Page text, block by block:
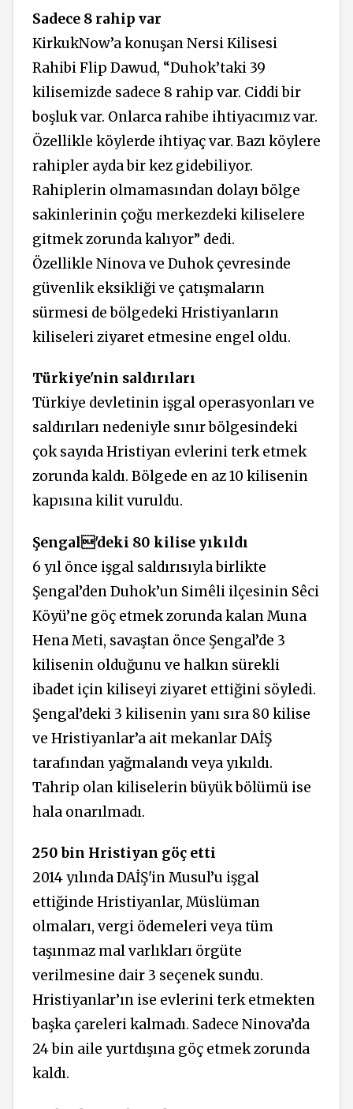
Sadece 8 rahip var
KirkukNow’a konuşan Nersi Kilisesi
Rahibi Flip Dawud, “Duhok’taki 39
kilisemizde sadece 8 rahip var. Ciddi bir
boşluk var. Onlarca rahibe ihtiyacımız var.
Özellikle köylerde ihtiyaç var. Bazı köylere
rahipler ayda bir kez gidebiliyor.
Rahiplerin olmamasından dolayı bölge
sakinlerinin çoğu merkezdeki kiliselere
gitmek zorunda kalıyor” dedi.
Özellikle Ninova ve Duhok çevresinde
güvenlik eksikliği ve çatışmaların
sürmesi de bölgedeki Hristiyanların
kiliseleri ziyaret etmesine engel oldu.
Türkiye'nin saldırıları
Türkiye devletinin işgal operasyonları ve
saldırıları nedeniyle sınır bölgesindeki
çok sayıda Hristiyan evlerini terk etmek
zorunda kaldı. Bölgede en az 10 kilisenin
kapısına kilit vuruldu.
Şengal'deki 80 kilise yıkıldı
6 yıl önce işgal saldırısıyla birlikte
Şengal’den Duhok’un Simêli ilçesinin Sêci
Köyü’ne göç etmek zorunda kalan Muna
Hena Meti, savaştan önce Şengal’de 3
kilisenin olduğunu ve halkın sürekli
ibadet için kiliseyi ziyaret ettiğini söyledi.
Şengal’deki 3 kilisenin yanı sıra 80 kilise
ve Hristiyanlar’a ait mekanlar DAİŞ
tarafından yağmalandı veya yıkıldı.
Tahrip olan kiliselerin büyük bölümü ise
hala onarılmadı.
250 bin Hristiyan göç etti
2014 yılında DAİŞ'in Musul’u işgal
ettiğinde Hristiyanlar, Müslüman
olmaları, vergi ödemeleri veya tüm
taşınmaz mal varlıkları örgüte
verilmesine dair 3 seçenek sundu.
Hristiyanlar’ın ise evlerini terk etmekten
başka çareleri kalmadı. Sadece Ninova’da
24 bin aile yurtdışına göç etmek zorunda
kaldı.